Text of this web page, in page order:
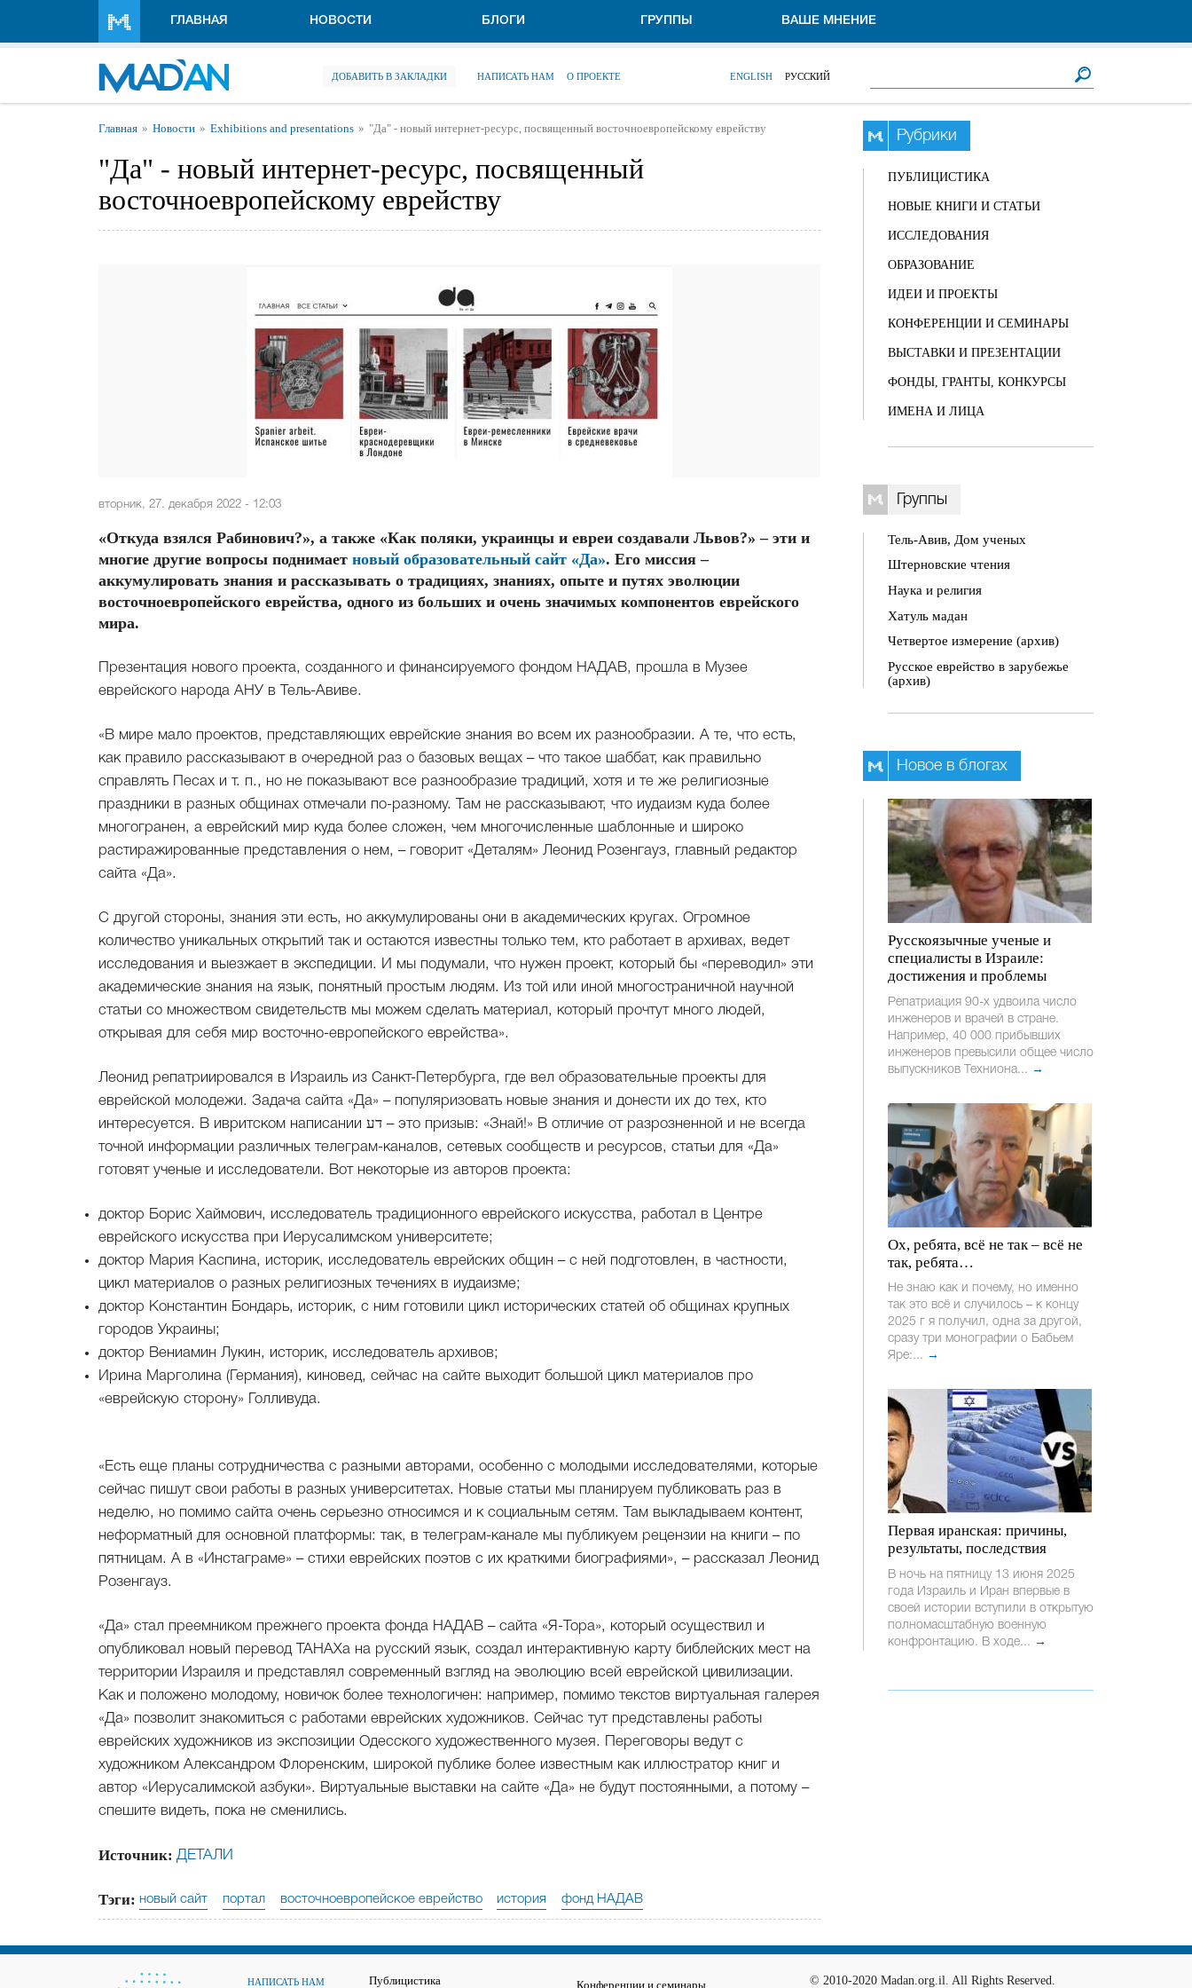
ГЛАВНАЯ НОВОСТИ БЛОГИ ГРУППЫ ВАШЕ МНЕНИЕ
ДОБАВИТЬ В ЗАКЛАДКИ НАПИСАТЬ НАМ О ПРОЕКТЕ ENGLISH РУССКИЙ
Вы здесь
Главная Новости Exhibitions and presentations "Да" - новый интернет-ресурс, посвященный восточноевропейскому еврейству
"Да" - новый интернет-ресурс, посвященный
восточноевропейскому еврейству
вторник, 27. декабря 2022 - 12:03
«Откуда взялся Рабинович?», а также «Как поляки, украинцы и евреи создавали Львов?» – эти и
многие другие вопросы поднимает новый образовательный сайт «Да». Его миссия –
аккумулировать знания и рассказывать о традициях, знаниях, опыте и путях эволюции
восточноевропейского еврейства, одного из больших и очень значимых компонентов еврейского
мира.
Презентация нового проекта, созданного и финансируемого фондом НАДАВ, прошла в Музее
еврейского народа АНУ в Тель-Авиве.
«В мире мало проектов, представляющих еврейские знания во всем их разнообразии. А те, что есть,
как правило рассказывают в очередной раз о базовых вещах – что такое шаббат, как правильно
справлять Песах и т. п., но не показывают все разнообразие традиций, хотя и те же религиозные
праздники в разных общинах отмечали по-разному. Там не рассказывают, что иудаизм куда более
многогранен, а еврейский мир куда более сложен, чем многочисленные шаблонные и широко
растиражированные представления о нем, – говорит «Деталям» Леонид Розенгауз, главный редактор
сайта «Да».
С другой стороны, знания эти есть, но аккумулированы они в академических кругах. Огромное
количество уникальных открытий так и остаются известны только тем, кто работает в архивах, ведет
исследования и выезжает в экспедиции. И мы подумали, что нужен проект, который бы «переводил» эти
академические знания на язык, понятный простым людям. Из той или иной многостраничной научной
статьи со множеством свидетельств мы можем сделать материал, который прочтут много людей,
открывая для себя мир восточно-европейского еврейства».
Леонид репатриировался в Израиль из Санкт-Петербурга, где вел образовательные проекты для
еврейской молодежи. Задача сайта «Да» – популяризовать новые знания и донести их до тех, кто
интересуется. В ивритском написании דע – это призыв: «Знай!» В отличие от разрозненной и не всегда
точной информации различных телеграм-каналов, сетевых сообществ и ресурсов, статьи для «Да»
готовят ученые и исследователи. Вот некоторые из авторов проекта:
доктор Борис Хаймович, исследователь традиционного еврейского искусства, работал в Центре
еврейского искусства при Иерусалимском университете;
доктор Мария Каспина, историк, исследователь еврейских общин – с ней подготовлен, в частности,
цикл материалов о разных религиозных течениях в иудаизме;
доктор Константин Бондарь, историк, с ним готовили цикл исторических статей об общинах крупных
городов Украины;
доктор Вениамин Лукин, историк, исследователь архивов;
Ирина Марголина (Германия), киновед, сейчас на сайте выходит большой цикл материалов про
«еврейскую сторону» Голливуда.
«Есть еще планы сотрудничества с разными авторами, особенно с молодыми исследователями, которые
сейчас пишут свои работы в разных университетах. Новые статьи мы планируем публиковать раз в
неделю, но помимо сайта очень серьезно относимся и к социальным сетям. Там выкладываем контент,
неформатный для основной платформы: так, в телеграм-канале мы публикуем рецензии на книги – по
пятницам. А в «Инстаграме» – стихи еврейских поэтов с их краткими биографиями», – рассказал Леонид
Розенгауз.
«Да» стал преемником прежнего проекта фонда НАДАВ – сайта «Я-Тора», который осуществил и
опубликовал новый перевод ТАНАХа на русский язык, создал интерактивную карту библейских мест на
территории Израиля и представлял современный взгляд на эволюцию всей еврейской цивилизации.
Как и положено молодому, новичок более технологичен: например, помимо текстов виртуальная галерея
«Да» позволит знакомиться с работами еврейских художников. Сейчас тут представлены работы
еврейских художников из экспозиции Одесского художественного музея. Переговоры ведут с
художником Александром Флоренским, широкой публике более известным как иллюстратор книг и
автор «Иерусалимской азбуки». Виртуальные выставки на сайте «Да» не будут постоянными, а потому –
спешите видеть, пока не сменились.
Источник: ДЕТАЛИ
Тэги: новый сайт портал восточноевропейское еврейство история фонд НАДАВ
Рубрики
ПУБЛИЦИСТИКА
НОВЫЕ КНИГИ И СТАТЬИ
ИССЛЕДОВАНИЯ
ОБРАЗОВАНИЕ
ИДЕИ И ПРОЕКТЫ
КОНФЕРЕНЦИИ И СЕМИНАРЫ
ВЫСТАВКИ И ПРЕЗЕНТАЦИИ
ФОНДЫ, ГРАНТЫ, КОНКУРСЫ
ИМЕНА И ЛИЦА
Группы
Тель-Авив, Дом ученых
Штерновские чтения
Наука и религия
Хатуль мадан
Четвертое измерение (архив)
Русское еврейство в зарубежье
(архив)
Новое в блогах
Русскоязычные ученые и
специалисты в Израиле:
достижения и проблемы
Репатриация 90-х удвоила число
инженеров и врачей в стране.
Например, 40 000 прибывших
инженеров превысили общее число
выпускников Техниона... →
Ох, ребята, всё не так – всё не
так, ребята…
Не знаю как и почему, но именно
так это всё и случилось – к концу
2025 г я получил, одна за другой,
сразу три монографии о Бабьем
Яре:... →
Первая иранская: причины,
результаты, последствия
В ночь на пятницу 13 июня 2025
года Израиль и Иран впервые в
своей истории вступили в открытую
полномасштабную военную
конфронтацию. В ходе... →
НАПИСАТЬ НАМ Публицистика © 2010-2020 Madan.org.il. All Rights Reserved.